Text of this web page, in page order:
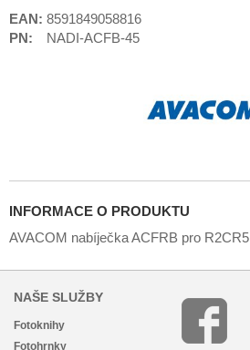
EAN: 8591849058816
PN:
NADI-ACFB-45
INFORMACE O PRODUKTU
AVACOM nabíječka ACFRB pro R2CR5
NAŠE SLUŽBY
Fotoknihy
Fotohrnky